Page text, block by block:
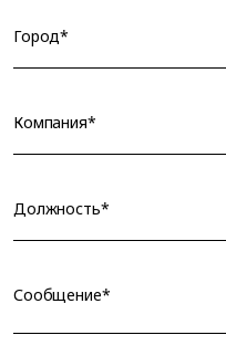
Город*
Компания*
Должность*
Сообщение*